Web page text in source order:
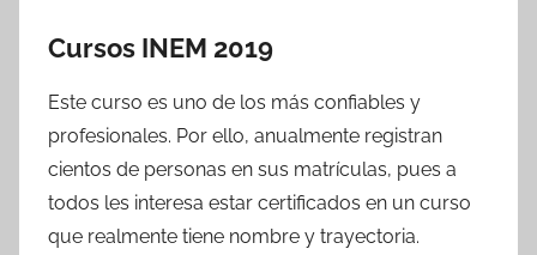
Cursos INEM 2019
Este curso es uno de los más confiables y
profesionales. Por ello, anualmente registran
cientos de personas en sus matrículas, pues a
todos les interesa estar certificados en un curso
que realmente tiene nombre y trayectoria.